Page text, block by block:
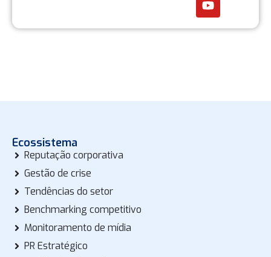
Ecossistema
Reputação corporativa
Gestão de crise
Tendências do setor
Benchmarking competitivo
Monitoramento de mídia
PR Estratégico